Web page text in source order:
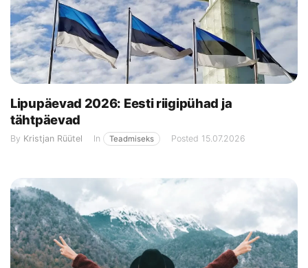
Lipupäevad 2026: Eesti riigipühad ja
tähtpäevad
By Kristjan Rüütel In Teadmiseks Posted 15.07.2026